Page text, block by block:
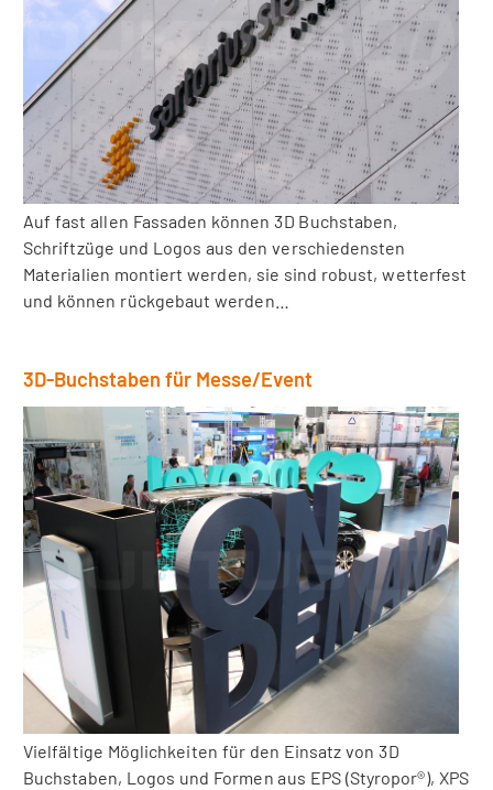
Auf fast allen Fassaden können 3D Buchstaben,
Schriftzüge und Logos aus den verschiedensten
Materialien montiert werden, sie sind robust, wetterfest
und können rückgebaut werden…
3D-Buchstaben für Messe/Event
Vielfältige Möglichkeiten für den Einsatz von 3D
Buchstaben, Logos und Formen aus EPS (Styropor®), XPS